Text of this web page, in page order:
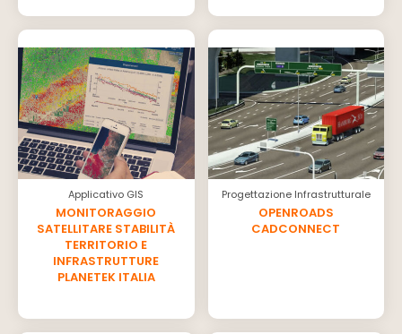
Applicativo GIS
MONITORAGGIO
SATELLITARE STABILITÀ
TERRITORIO E
INFRASTRUTTURE
PLANETEK ITALIA
Progettazione Infrastrutturale
OPENROADS
CADCONNECT